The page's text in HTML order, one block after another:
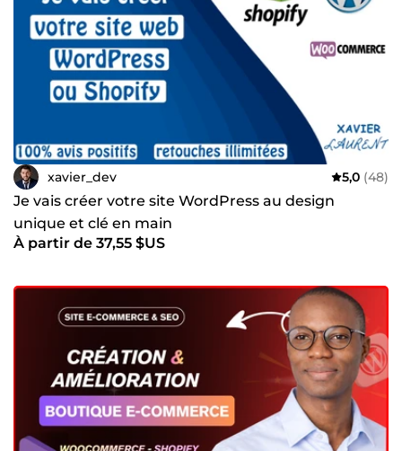
xavier_dev 5,0 (48)
Je vais créer votre site WordPress au design
unique et clé en main
À partir de 37,55 $US